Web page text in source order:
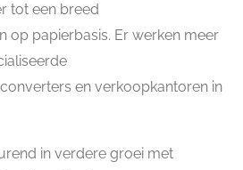
tot een breed
op papierbasis. Er werken meer
en verkoopkantoren in
in verdere groei met